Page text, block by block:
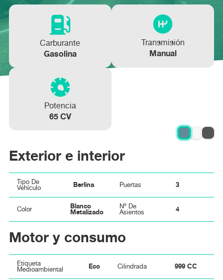
Carburante
Gasolina
Transmisión
Manual
Potencia
65 CV
Exterior e interior
Tipo De
Vehículo
Berlina Puertas 3
Color Blanco
Metalizado
Nº De
Asientos
4
Motor y consumo
Etiqueta
Medioambiental
Eco Cilindrada 999 CC